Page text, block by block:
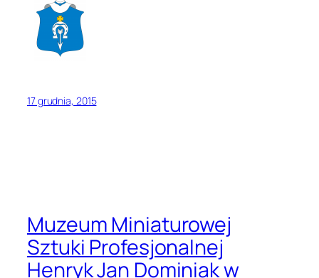
17 grudnia, 2015
Muzeum Miniaturowej
Sztuki Profesjonalnej
Henryk Jan Dominiak w